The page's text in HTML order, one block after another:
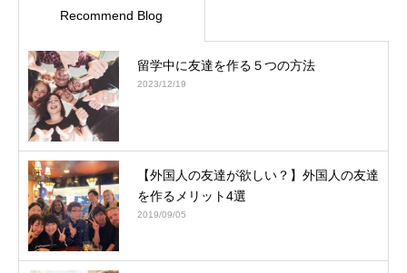
Recommend Blog
留学中に友達を作る５つの方法
2023/12/19
【外国人の友達が欲しい？】外国人の友達
を作るメリット4選
2019/09/05